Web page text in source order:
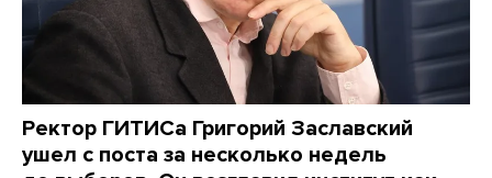
Ректор ГИТИСа Григорий Заславский
ушел с поста за несколько недель